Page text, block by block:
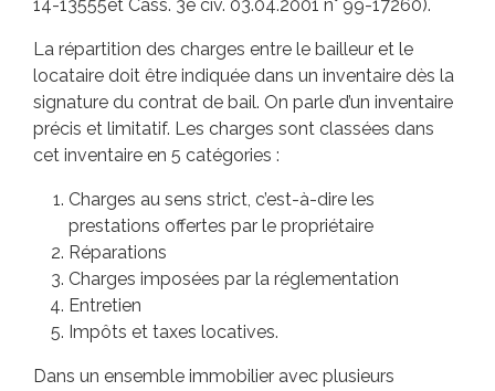
14-13555et Cass. 3e civ. 03.04.2001 n° 99-17260).
La répartition des charges entre le bailleur et le
locataire doit être indiquée dans un inventaire dès la
signature du contrat de bail. On parle d’un inventaire
précis et limitatif. Les charges sont classées dans
cet inventaire en 5 catégories :
Charges au sens strict, c’est-à-dire les
prestations offertes par le propriétaire
Réparations
Charges imposées par la réglementation
Entretien
Impôts et taxes locatives.
Dans un ensemble immobilier avec plusieurs